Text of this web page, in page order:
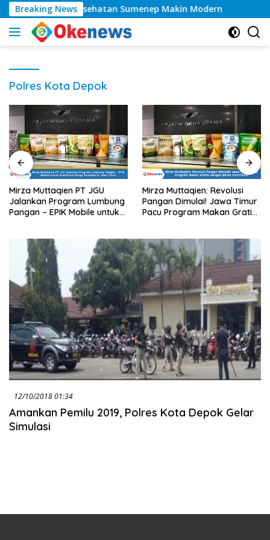
Langsung
ke
konten
Breaking News
Layanan Kesehatan Sumenep Makin Modern
Polres Kota Depok
Mirza Muttaqien PT JGU
Jalankan Program Lumbung
Pangan – EPIK Mobile untuk
Mirza Muttaqien: Revolusi
Pangan Dimulai! Jawa Timur
Pacu Program Makan Gratis
12/10/2018 01:34
Amankan Pemilu 2019, Polres Kota Depok Gelar
Simulasi